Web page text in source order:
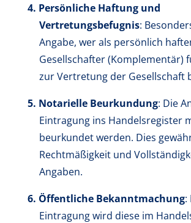
Persönliche Haftung und
Vertretungsbefugnis:
Angabe, wer als persönlich
Gesellschafter (Komplementär)
zur Vertretung der Gesellschaft
Notarielle Beurkundung: Die
Eintragung ins Handelsregister
beurkundet werden. Dies
Rechtmäßigkeit und
Angaben.
Öffentliche Bekanntmachung:
Eintragung wird diese im